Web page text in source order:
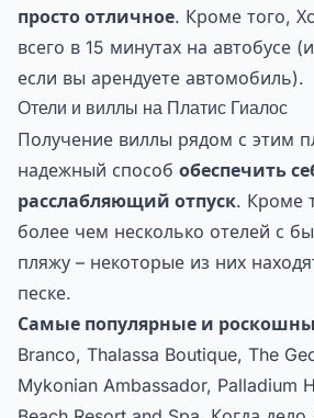
просто отличное. Кроме того,
всего в 15 минутах на автобусе
если вы арендуете автомобиль).
Отели и виллы на Платис Гиалос
Получение виллы рядом с этим
надежный способ обеспечить
расслабляющий отпуск. Кроме
более чем несколько отелей с
пляжу – некоторые из них
песке.
Самые популярные и
Branco, Thalassa Boutique, The
Mykonian Ambassador, Palladium